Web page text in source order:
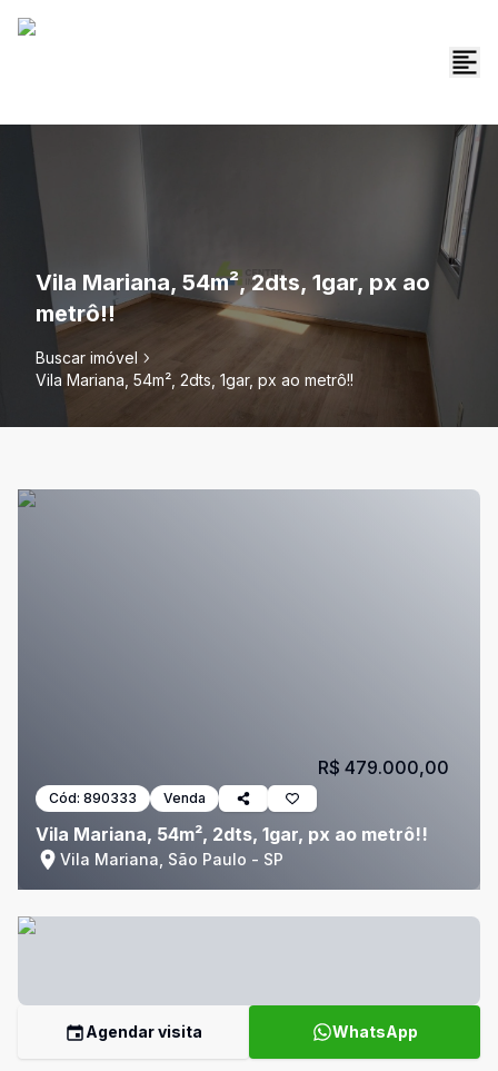
Vila Mariana, 54m², 2dts, 1gar, px ao
metrô!!
Buscar imóvel
Vila Mariana, 54m², 2dts, 1gar, px ao metrô!!
Cód: 890333 Venda
Vila Mariana, 54m², 2dts, 1gar, px ao metrô!!
Vila Mariana, São Paulo - SP
R$ 479.000,00
Agendar visita WhatsApp